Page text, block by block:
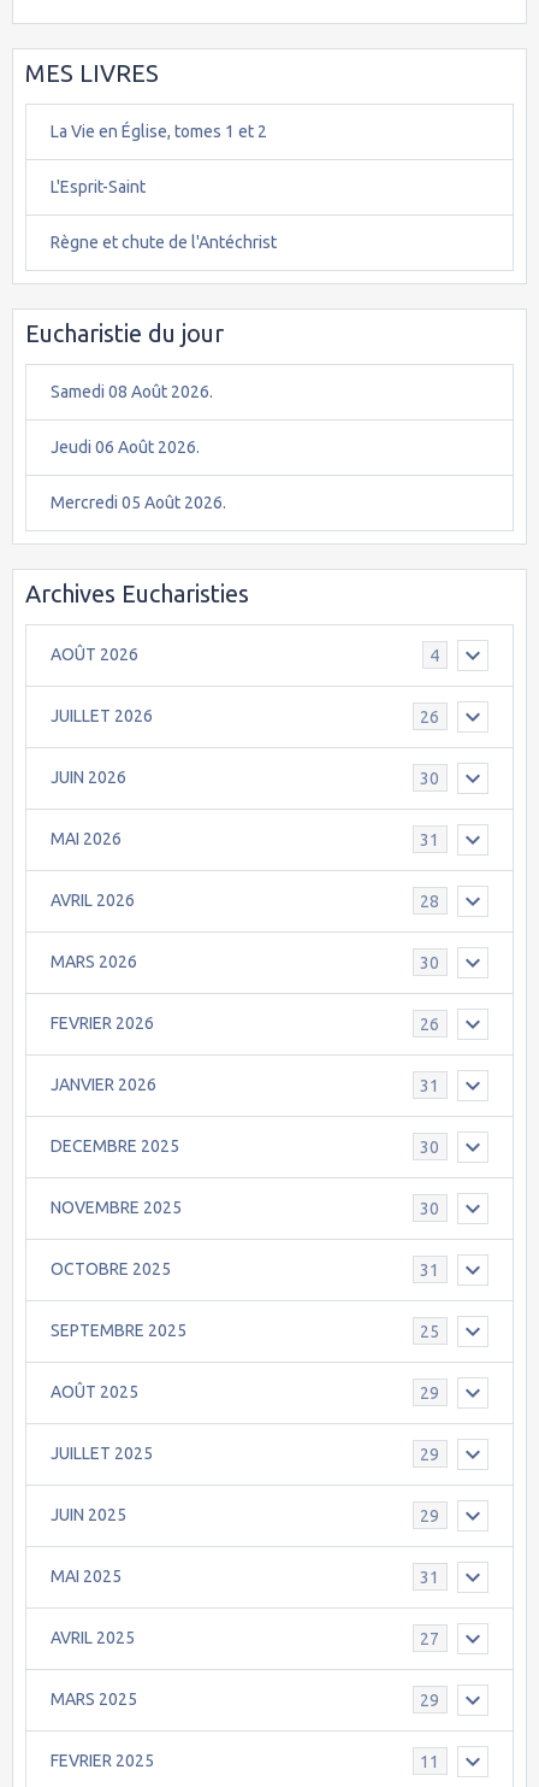
MES LIVRES
La Vie en Église, tomes 1 et 2
L'Esprit-Saint
Règne et chute de l'Antéchrist
Eucharistie du jour
Samedi 08 Août 2026.
Jeudi 06 Août 2026.
Mercredi 05 Août 2026.
Archives Eucharisties
AOÛT 2026 4
JUILLET 2026 26
JUIN 2026 30
MAI 2026 31
AVRIL 2026 28
MARS 2026 30
FEVRIER 2026 26
JANVIER 2026 31
DECEMBRE 2025 30
NOVEMBRE 2025 30
OCTOBRE 2025 31
SEPTEMBRE 2025 25
AOÛT 2025 29
JUILLET 2025 29
JUIN 2025 29
MAI 2025 31
AVRIL 2025 27
MARS 2025 29
FEVRIER 2025 11